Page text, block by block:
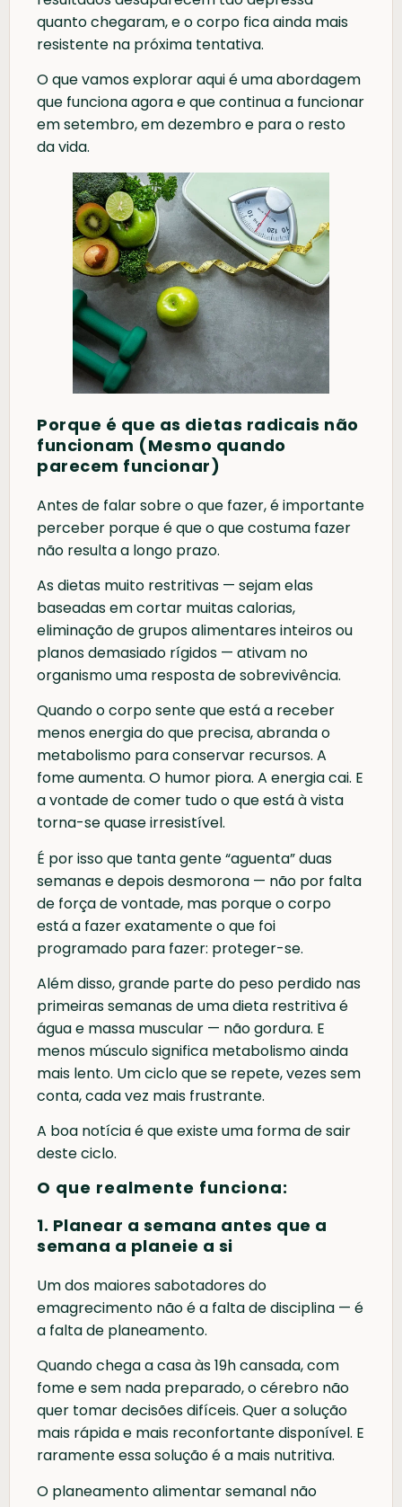
quanto chegaram, e o corpo fica ainda mais
resistente na próxima tentativa.
O que vamos explorar aqui é uma abordagem
que funciona agora e que continua a funcionar
em setembro, em dezembro e para o resto
da vida.
Porque é que as dietas radicais não
funcionam (Mesmo quando
parecem funcionar)
Antes de falar sobre o que fazer, é importante
perceber porque é que o que costuma fazer
não resulta a longo prazo.
As dietas muito restritivas — sejam elas
baseadas em cortar muitas calorias,
eliminação de grupos alimentares inteiros ou
planos demasiado rígidos — ativam no
organismo uma resposta de sobrevivência.
Quando o corpo sente que está a receber
menos energia do que precisa, abranda o
metabolismo para conservar recursos. A
fome aumenta. O humor piora. A energia cai. E
a vontade de comer tudo o que está à vista
torna-se quase irresistível.
É por isso que tanta gente “aguenta” duas
semanas e depois desmorona — não por falta
de força de vontade, mas porque o corpo
está a fazer exatamente o que foi
programado para fazer: proteger-se.
Além disso, grande parte do peso perdido nas
primeiras semanas de uma dieta restritiva é
água e massa muscular — não gordura. E
menos músculo significa metabolismo ainda
mais lento. Um ciclo que se repete, vezes sem
conta, cada vez mais frustrante.
A boa notícia é que existe uma forma de sair
deste ciclo.
O que realmente funciona:
1. Planear a semana antes que a
semana a planeie a si
Um dos maiores sabotadores do
emagrecimento não é a falta de disciplina — é
a falta de planeamento.
Quando chega a casa às 19h cansada, com
fome e sem nada preparado, o cérebro não
quer tomar decisões difíceis. Quer a solução
mais rápida e mais reconfortante disponível. E
raramente essa solução é a mais nutritiva.
O planeamento alimentar semanal não